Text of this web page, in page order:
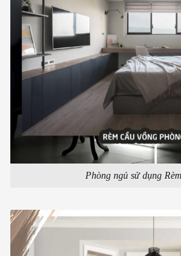
Phòng ngủ sử dụng